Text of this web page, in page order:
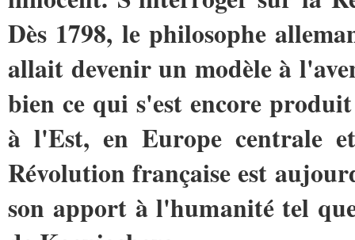
Dès 1798, le philosophe
allait devenir un modèle ­à
bien ce qui s'est encore­
à l'Est, en Europe centrale
Révolution française est
son apport à l'humanité tel